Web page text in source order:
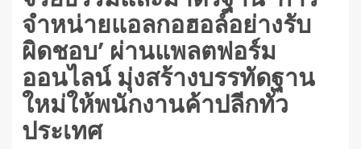
จำหน่ายแอลกอฮอล์อย่างรับ
ผิดชอบ’ ผ่านแพลตฟอร์ม
ออนไลน์ มุ่งสร้างบรรทัดฐาน
ใหม่ให้พนักงานค้าปลีกทั่ว
ประเทศ